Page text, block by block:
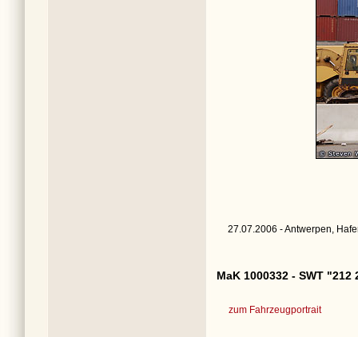
27.07.2006 - Antwerpen,
MaK 1000332 - SWT "212
zum Fahrzeugportrait